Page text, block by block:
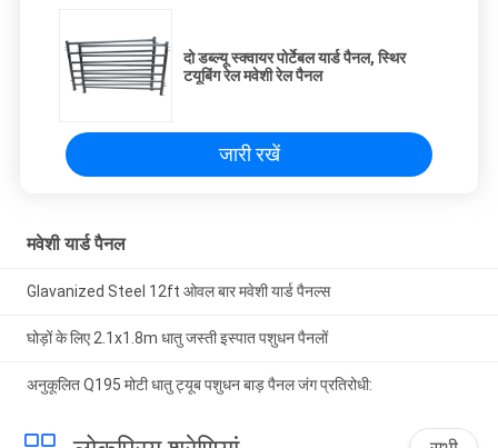
दो डब्ल्यू स्क्वायर पोर्टेबल यार्ड पैनल, स्थिर
टयूबिंग रेल मवेशी रेल पैनल
जारी रखें
मवेशी यार्ड पैनल
Glavanized Steel 12ft ओवल बार मवेशी यार्ड पैनल्स
घोड़ों के लिए 2.1x1.8m धातु जस्ती इस्पात पशुधन पैनलों
अनुकूलित Q195 मोटी धातु ट्यूब पशुधन बाड़ पैनल जंग प्रतिरोधी: